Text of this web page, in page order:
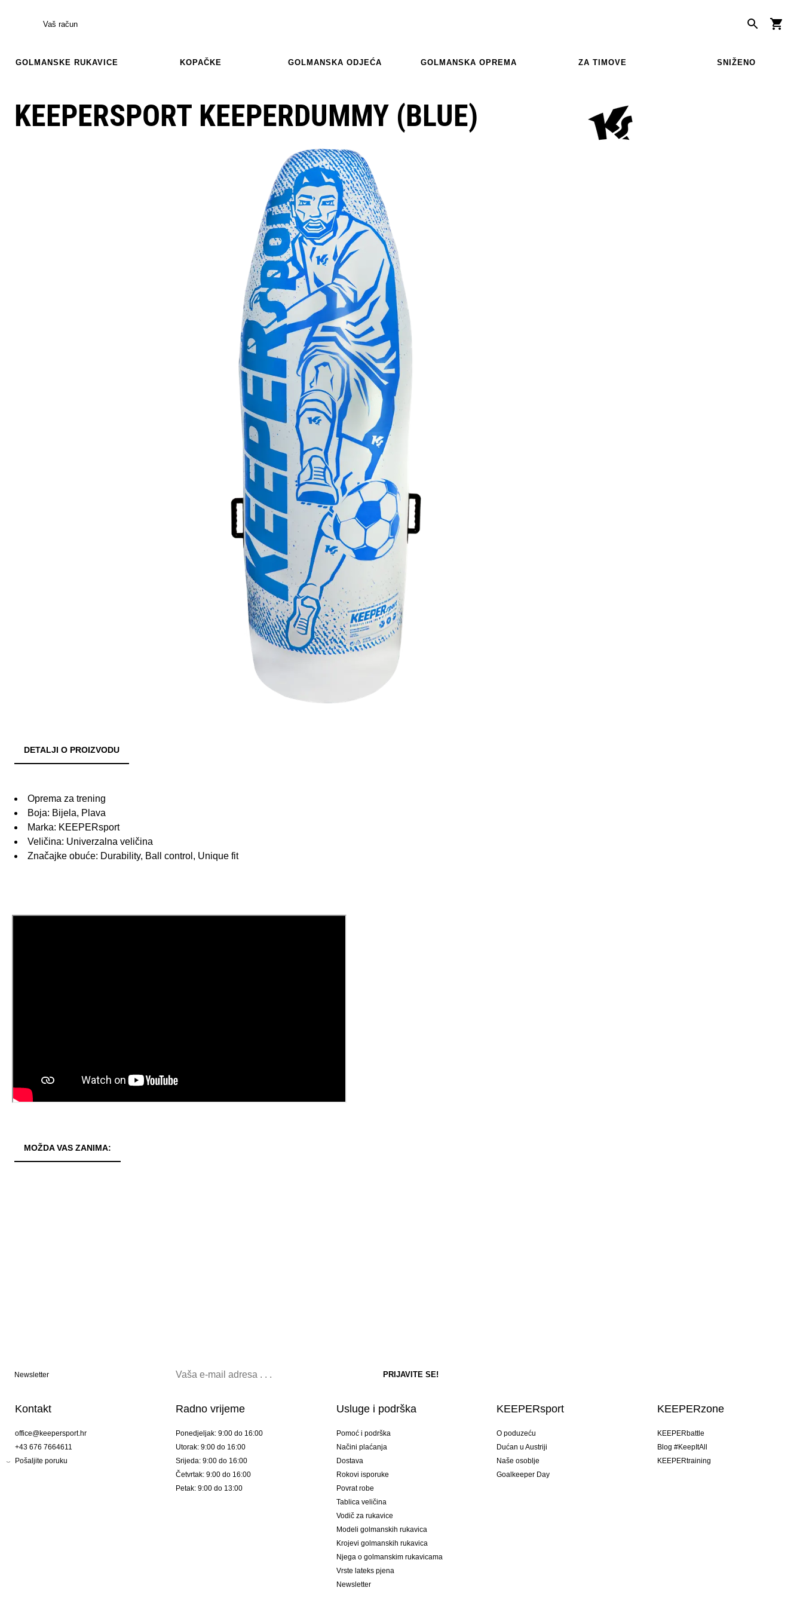
Vaš račun
GOLMANSKE RUKAVICE KOPAČKE GOLMANSKA ODJEĆA GOLMANSKA OPREMA ZA TIMOVE SNIŽENO
KEEPERSPORT KEEPERDUMMY (BLUE)
DETALJI O PROIZVODU
Oprema za trening
Boja: Bijela, Plava
Marka: KEEPERsport
Veličina: Univerzalna veličina
Značajke obuće: Durability, Ball control, Unique fit
MOŽDA VAS ZANIMA:
Newsletter
Kontakt
office@keepersport.hr
+43 676 7664611
Pošaljite poruku
Radno vrijeme
Ponedjeljak: 9:00 do 16:00
Utorak: 9:00 do 16:00
Srijeda: 9:00 do 16:00
Četvrtak: 9:00 do 16:00
Petak: 9:00 do 13:00
Usluge i podrška
Pomoć i podrška
Načini plaćanja
Dostava
Rokovi isporuke
Povrat robe
Tablica veličina
Vodič za rukavice
Modeli golmanskih rukavica
Krojevi golmanskih rukavica
Njega o golmanskim rukavicama
Vrste lateks pjena
Newsletter
KEEPERsport
O poduzeću
Dućan u Austriji
Naše osoblje
Goalkeeper Day
KEEPERzone
KEEPERbattle
Blog #KeepItAll
KEEPERtraining